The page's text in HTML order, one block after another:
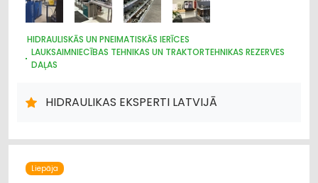
HIDRAULISKĀS UN PNEIMATISKĀS IERĪCES
LAUKSAIMNIECĪBAS TEHNIKAS UN TRAKTORTEHNIKAS REZERVES
DAĻAS
METĀLAPSTRĀDE
MAŠĪNBŪVE
ELEKTRONISKĀS IERĪCES, KOMPONENTES
HIDRAULIKAS EKSPERTI LATVIJĀ
Liepāja